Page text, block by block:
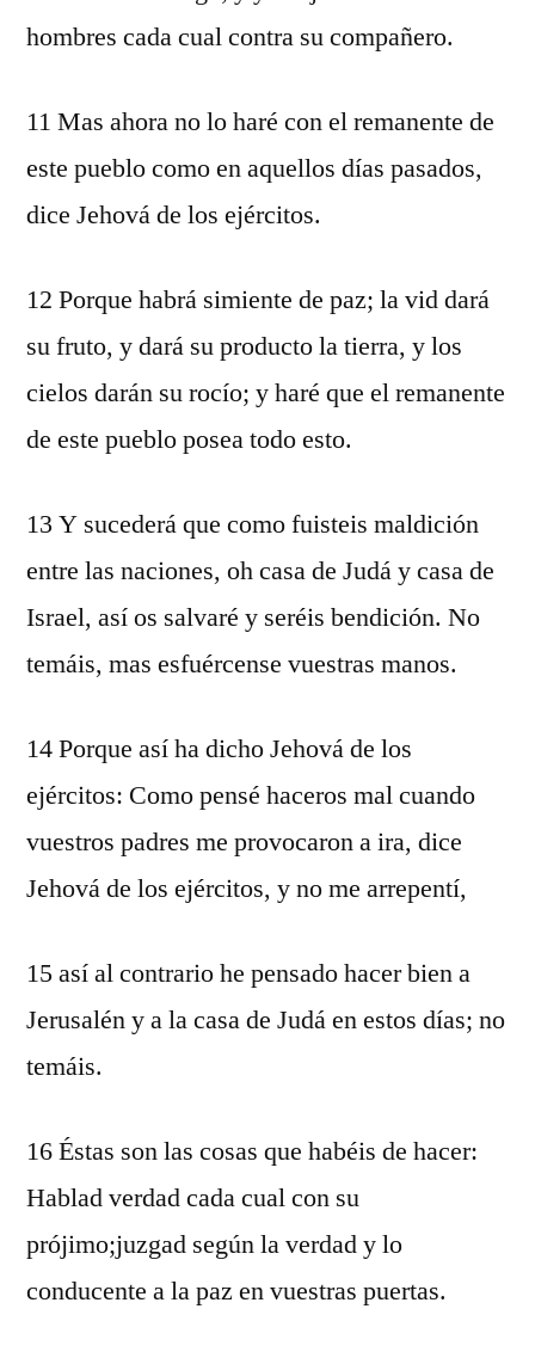
hombres cada cual contra su compañero.
11 Mas ahora no lo haré con el remanente de
este pueblo como en aquellos días pasados,
dice Jehová de los ejércitos.
12 Porque habrá simiente de paz; la vid dará
su fruto, y dará su producto la tierra, y los
cielos darán su rocío; y haré que el remanente
de este pueblo posea todo esto.
13 Y sucederá que como fuisteis maldición
entre las naciones, oh casa de Judá y casa de
Israel, así os salvaré y seréis bendición. No
temáis, mas esfuércense vuestras manos.
14 Porque así ha dicho Jehová de los
ejércitos: Como pensé haceros mal cuando
vuestros padres me provocaron a ira, dice
Jehová de los ejércitos, y no me arrepentí,
15 así al contrario he pensado hacer bien a
Jerusalén y a la casa de Judá en estos días; no
temáis.
16 Éstas son las cosas que habéis de hacer:
Hablad verdad cada cual con su
prójimo;juzgad según la verdad y lo
conducente a la paz en vuestras puertas.